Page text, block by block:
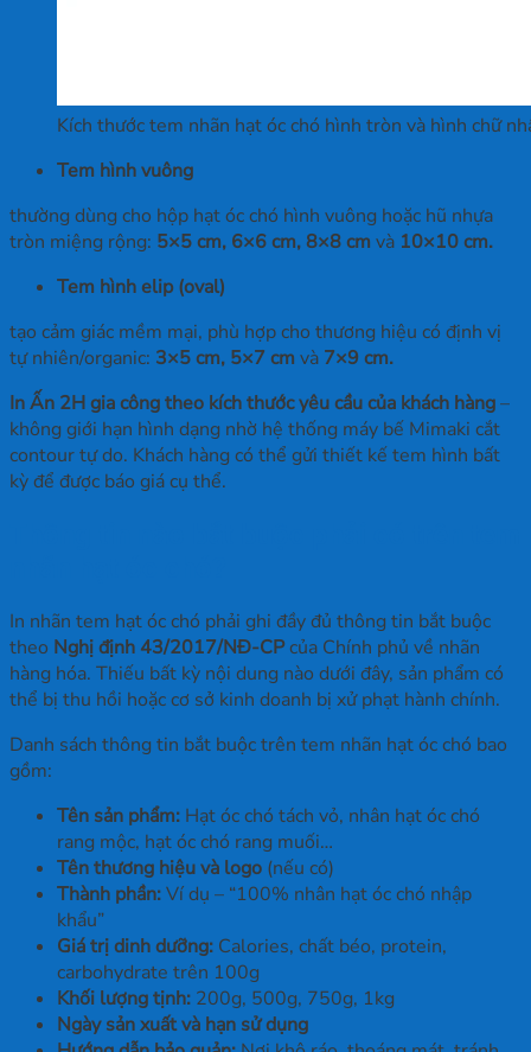
Kích thước tem nhãn hạt óc chó hình tròn và hình chữ
Tem hình vuông
thường dùng cho hộp hạt óc chó hình vuông hoặc hũ nhựa
tròn miệng rộng: 5×5 cm, 6×6 cm, 8×8 cm và 10×10 cm.
Tem hình elip (oval)
tạo cảm giác mềm mại, phù hợp cho thương hiệu có định vị
tự nhiên/organic: 3×5 cm, 5×7 cm và 7×9 cm.
In Ấn 2H gia công theo kích thước yêu cầu của khách hàng–
không giới hạn hình dạng nhờ hệ thống máy bế Mimaki cắt
contour tự do. Khách hàng có thể gửi thiết kế tem hình bất
kỳ để được báo giá cụ thể.
In nhãn tem hạt óc chó phải ghi đầy đủ thông tin bắt buộc
theo Nghị định 43/2017/NĐ-CPcủa Chính phủ về nhãn
hàng hóa. Thiếu bất kỳ nội dung nào dưới đây, sản phẩm có
thể bị thu hồi hoặc cơ sở kinh doanh bị xử phạt hành chính.
Danh sách thông tin bắt buộc trên tem nhãn hạt óc chó bao
gồm:
Tên sản phẩm: Hạt óc chó tách vỏ, nhân hạt óc chó
rang mộc, hạt óc chó rang muối…
Tên thương hiệu và logo (nếu có)
Thành phần:Ví dụ – “100% nhân hạt óc chó nhập
khẩu”
Giá trị dinh dưỡng: Calories, chất béo, protein,
carbohydrate trên 100g
Khối lượng tịnh: 200g, 500g, 750g, 1kg
Ngày sản xuất và hạn sử dụng